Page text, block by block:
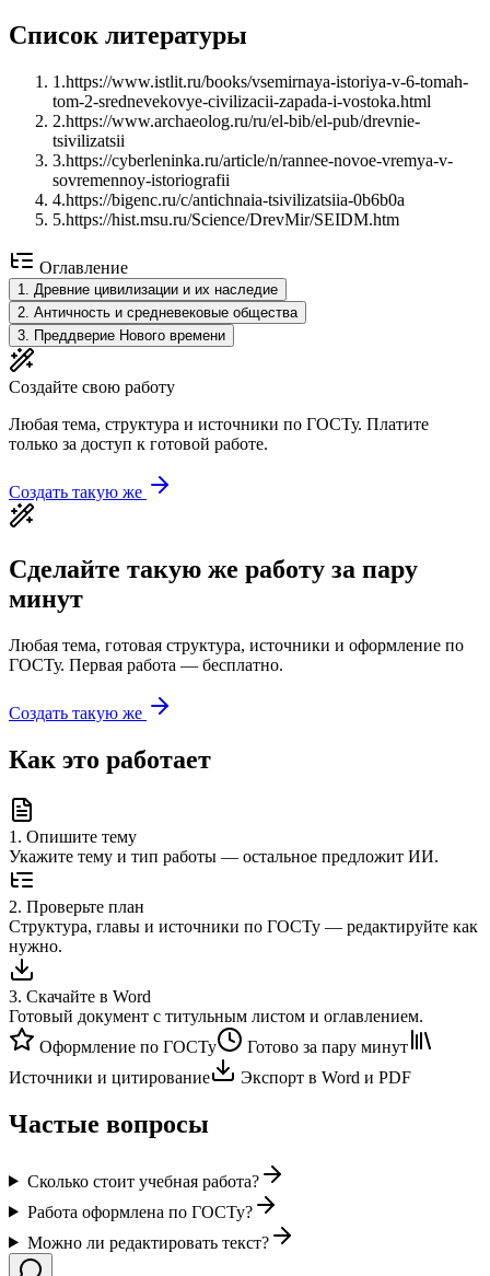
Список литературы
1 .https://www.istlit.ru/books/vsemirnaya-istoriya-v-6-tomah-
tom-2-srednevekovye-civilizacii-zapada-i-vostoka.html
2.https://www.archaeolog.ru/ru/el-bib/el-pub/drevnie-
tsivilizatsii
3.https://cyberleninka.ru/article/n/rannee-novoe-vremya-v-
sovremennoy-istoriografii
4.https://bigenc.ru/c/antichnaia-tsivilizatsiia-0b6b0a
5.https://hist.msu.ru/Science/DrevMir/SEIDM.htm
Оглавление
1. Древние цивилизации и их наследие
2. Античность и средневековые общества
3. Преддверие Нового времени
Создайте свою работу
Любая тема, структура и источники по ГОСТу. Платите
только за доступ к готовой работе.
Создать такую же
Сделайте такую же работу за пару
минут
Любая тема, готовая структура, источники и оформление по
ГОСТу. Первая работа — бесплатно.
Создать такую же
Как это работает
1 . Опишите тему
Укажите тему и тип работы — остальное предложит ИИ.
2. Проверьте план
Структура, главы и источники по ГОСТу — редактируйте как
нужно.
3. Скачайте в Word
Готовый документ с титульным листом и оглавлением.
Оформление по ГОСТу
Готово за пару минут
Источники и цитирование
Экспорт в Word и PDF
Частые вопросы
Сколько стоит учебная работа?
Работа оформлена по ГОСТу?
Можно ли редактировать текст?